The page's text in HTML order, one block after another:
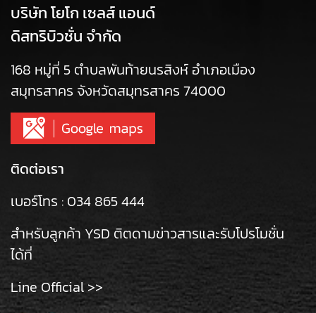
บริษัท โยโก เซลส์ แอนด์
ดิสทริบิวชั่น จำกัด
168 หมู่ที่ 5 ตำบลพันท้ายนรสิงห์ อำเภอเมือง
สมุทรสาคร จังหวัดสมุทรสาคร 74000
ติดต่อเรา
เบอร์โทร : 034 865 444
สำหรับลูกค้า YSD ติตดามข่าวสารและรับโปรโมชั่น
ได้ที่
Line Official >>